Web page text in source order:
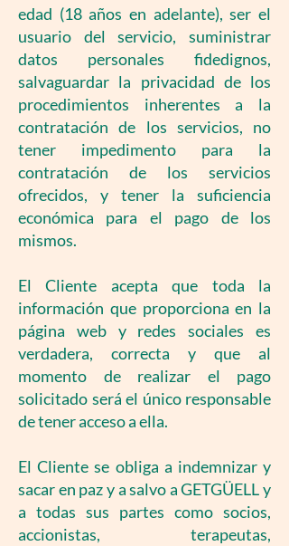
edad (18 años en adelante), ser el
usuario del servicio, suministrar
datos personales fidedignos,
salvaguardar la privacidad de los
procedimientos inherentes a la
contratación de los servicios, no
tener impedimento para la
contratación de los servicios
ofrecidos, y tener la suficiencia
económica para el pago de los
mismos.
El Cliente acepta que toda la
información que proporciona en la
página web y redes sociales es
verdadera, correcta y que al
momento de realizar el pago
solicitado será el único responsable
de tener acceso a ella.
El Cliente se obliga a indemnizar y
sacar en paz y a salvo a GETGÜELL y
a todas sus partes como socios,
accionistas, terapeutas,